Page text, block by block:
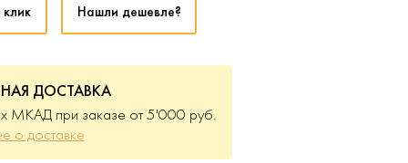
Нашли дешевле?
ДОСТАВКА
МКАД при заказе от 5'000 руб.
о доставке